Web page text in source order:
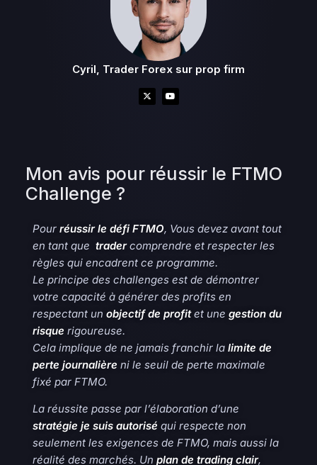
Cyril, Trader Forex sur prop firm
Mon avis pour réussir le FTMO
Challenge ?
Pour réussir le défi FTMO, Vous devez avant tout
en tant que tradercomprendre et respecter les
règles qui encadrent ce programme.
Le principe des challenges est de démontrer
votre capacité à générer des profits en
respectant un objectif de profitet une gestion du
risque rigoureuse.
Cela implique de ne jamais franchir la limite de
perte journalière ni le seuil de perte maximale
fixé par FTMO.
La réussite passe par l’élaboration d’une
stratégie je suis autorisé qui respecte non
seulement les exigences de FTMO, mais aussi la
réalité des marchés. Un plan de trading clair,